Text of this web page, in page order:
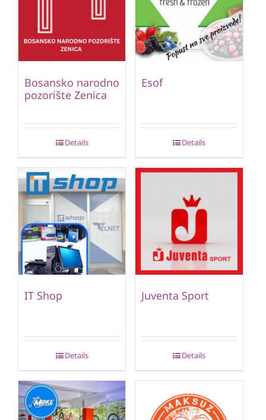
Bosansko narodno
pozorište Zenica
Details
Esof
Details
IT Shop
Details
Juventa Sport
Details